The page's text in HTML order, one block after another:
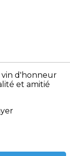
vin d'honneur
et amitié